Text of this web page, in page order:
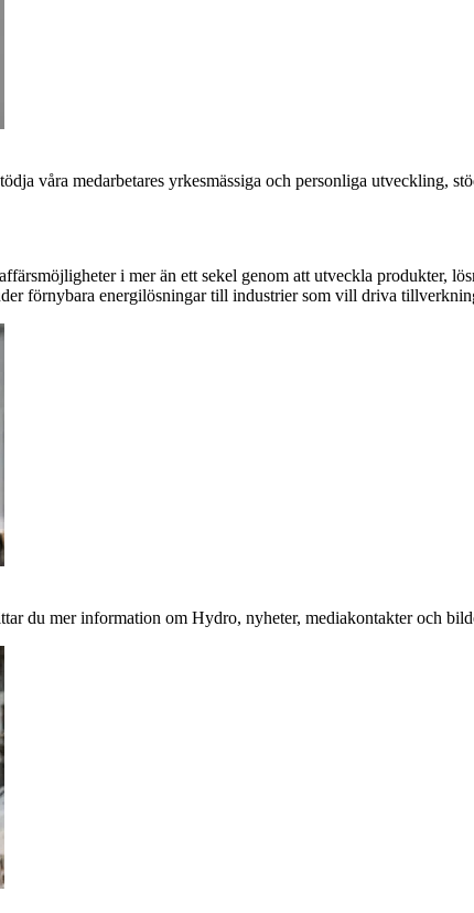
våra medarbetares yrkesmässiga och personliga utveckling,
i mer än ett sekel genom att utveckla produkter,
förnybara energilösningar till industrier som vill driva
du mer information om Hydro, nyheter, mediakontakter och